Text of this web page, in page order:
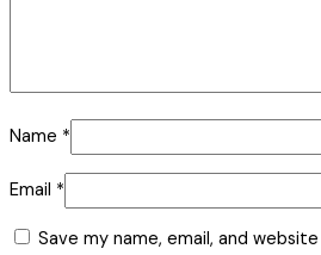
Name *
Email *
Save my name, email, and